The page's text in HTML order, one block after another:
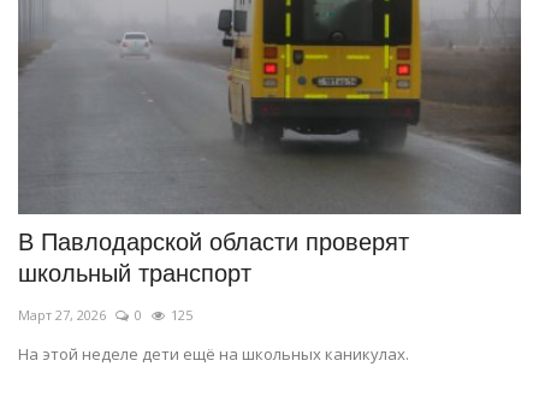
В Павлодарской области проверят
школьный транспорт
Март 27, 2026 0 125
На этой неделе дети ещё на школьных каникулах.